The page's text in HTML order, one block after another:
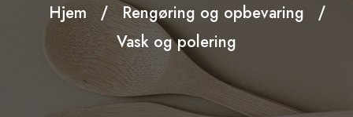
Hjem
Rengøring og opbevaring
Vask og polering